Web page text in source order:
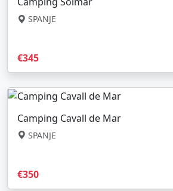
SPANJE
€345
Camping Cavall de Mar
SPANJE
€350